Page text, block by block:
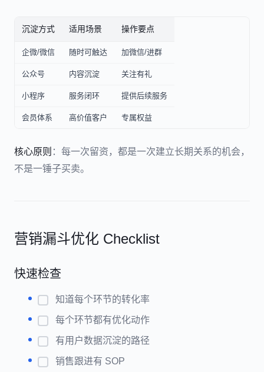
沉淀方式 适用场景 操作要点
企微/微信 随时可触达 加微信/进群
公众号 内容沉淀 关注有礼
小程序 服务闭环 提供后续服务
会员体系 高价值客户 专属权益
核心原则 ：每一次留资，都是一次建立长期关系的机会，
不是一锤子买卖。
营销漏斗优化 Checklist
快速检查
知道每个环节的转化率
每个环节都有优化动作
有用户数据沉淀的路径
销售跟进有 SOP